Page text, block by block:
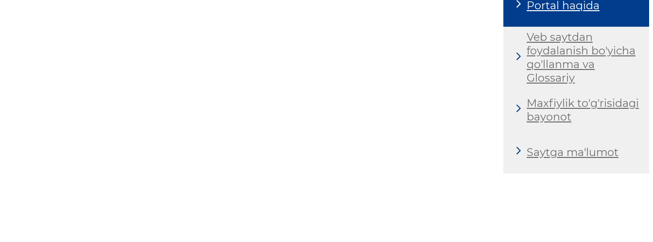
Portal haqida
Veb saytdan
foydalanish bo'yicha
qo'llanma va
Glossariy
Maxfiylik to'g'risidagi
bayonot
Saytga ma'lumot